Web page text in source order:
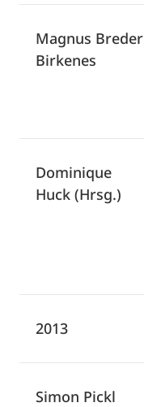
Magnus Breder
Birkenes
Dominique
Huck (Hrsg.)
2013
Simon Pickl